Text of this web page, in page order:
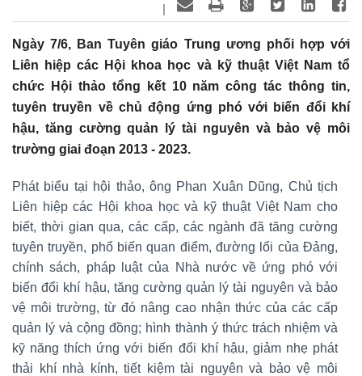
|
Ngày 7/6, Ban Tuyên giáo Trung ương phối hợp với
Liên hiệp các Hội khoa học và kỹ thuật Việt Nam tổ
chức Hội thảo tổng kết 10 năm công tác thông tin,
tuyên truyền về chủ động ứng phó với biến đổi khí
hậu, tăng cường quản lý tài nguyên và bảo vệ môi
trường giai đoạn 2013 - 2023.
Phát biểu tại hội thảo, ông Phan Xuân Dũng, Chủ tịch
Liên hiệp các Hội khoa học và kỹ thuật Việt Nam cho
biết, thời gian qua, các cấp, các ngành đã tăng cường
tuyên truyền, phổ biến quan điểm, đường lối của Đảng,
chính sách, pháp luật của Nhà nước về ứng phó với
biến đổi khí hậu, tăng cường quản lý tài nguyên và bảo
vệ môi trường, từ đó nâng cao nhận thức của các cấp
quản lý và cộng đồng; hình thành ý thức trách nhiệm và
kỹ năng thích ứng với biến đổi khí hậu, giảm nhẹ phát
thải khí nhà kính, tiết kiệm tài nguyên và bảo vệ môi